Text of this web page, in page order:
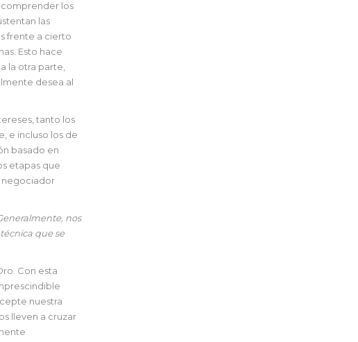
comprender los
las
frente a cierto
Esto hace
la otra parte,
desea al
tanto los
e incluso los de
basado en
etapas que
negociador
nos
que se
Con esta
nuestra
lleven a cruzar